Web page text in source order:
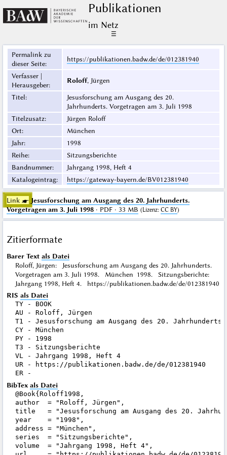
Publikationen
im Netz
☰
Permalink zu
dieser Seite:
https://publikationen.badw.de/de/012381940
Verfasser |
Herausgeber:
Roloff, Jürgen
Titel:
Jesusforschung am Ausgang des 20.
Jahrhunderts. Vorgetragen am 3. Juli 1998
Titelzusatz:
Jürgen Roloff
Ort:
München
Jahr:
1998
Reihe:
Sitzungsberichte
Bandnummer:
Jahrgang 1998, Heft 4
Katalogeintrag: https://gateway-bayern.de/BV012381940
Link ☛ Jesusforschung am Ausgang des 20. Jahrhunderts.
Vorgetragen am 3. Juli 1998· PDF · 33 MB (Lizenz: CC BY)
Zitierformate
Barer Text als Datei
Roloff, Jürgen: Jesusforschung am Ausgang des 20. Jahrhunderts.
Vorgetragen am 3. Juli 1998. München 1998. Sitzungsberichte:
Jahrgang 1998, Heft 4. https://publikationen.badw.de/de/012381940
RIS als Datei
TY - BOOK
AU - Roloff, Jürgen
T1 - Jesusforschung am Ausgang des 20.
CY - München
PY - 1998
T3 - Sitzungsberichte
VL - Jahrgang 1998, Heft 4
UR - https://publikationen.badw.de/de/012381940
BibTex als Datei
@Book{Roloff1998,
author  = "Roloff, Jürgen",
title   = "Jesusforschung am Ausgang des 20.
year    = "1998",
address = "München",
series  = "Sitzungsberichte",
volume  = "Jahrgang 1998, Heft 4",